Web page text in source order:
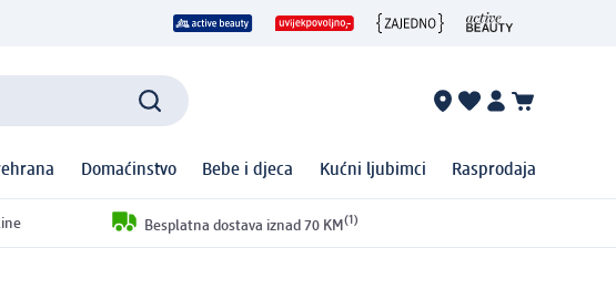
Domaćinstvo Bebe i djeca Kućni ljubimci Rasprodaja
Besplatna dostava iznad 70 KM (1)